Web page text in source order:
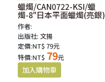
蠟燭/CAN0722-KSI/蠟
燭-8"日本平面蠟燭(亮銀)
作者:
出版社: 文揚
定價:NT$ 79元
特價:NT$ 79元